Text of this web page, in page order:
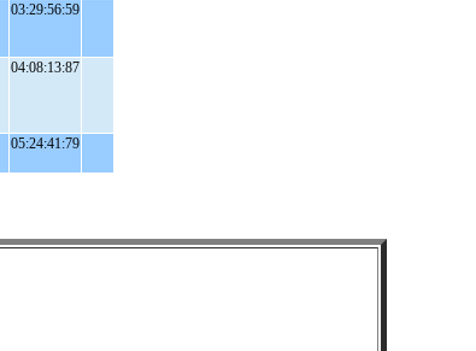
03:29:56:59
04:08:13:87
05:24:41:79